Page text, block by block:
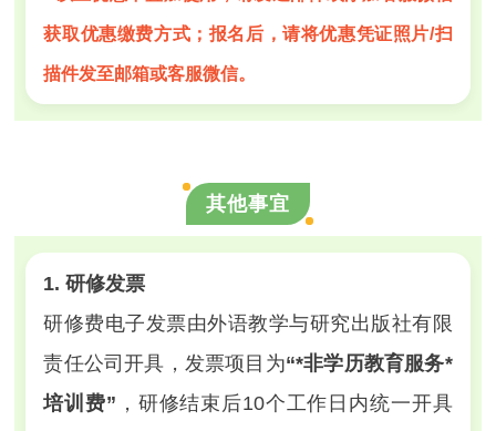
获取优惠缴费方式；报名后，请将优惠凭证照片/扫
描件发至邮箱或客服微信。
其他事宜
1. 研修发票
研修费电子发票由外语教学与研究出版社有限
责任公司开具，发票项目为“*非学历教育服务*
培训费” ，研修结束后10个工作日内统一开具